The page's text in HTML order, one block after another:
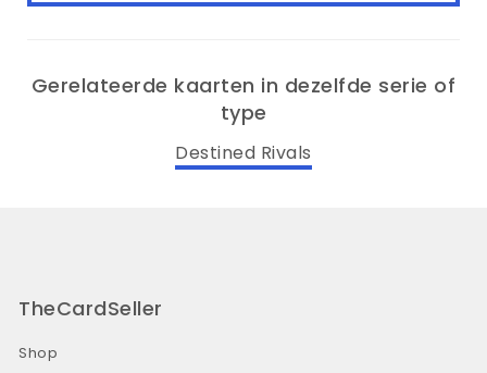
Gerelateerde kaarten in dezelfde serie of
type
Destined Rivals
TheCardSeller
Shop